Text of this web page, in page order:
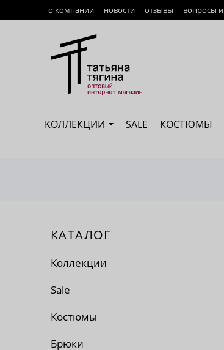
о компании
Доставка
Возврат
новости отзывы вопросы
КОЛЛЕКЦИИ SALE КОСТЮМЫ
КАТАЛОГ
Коллекции
Sale
Костюмы
Брюки